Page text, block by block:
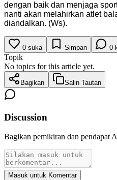
dengan baik dan menjaga
nanti akan melahirkan atlet
diandalkan. (Ws).
0 suka Simpan 0
Topik
No topics for this article yet.
Bagikan Salin Tautan
Discussion
Bagikan pemikiran dan pendapat
Masuk untuk Komentar